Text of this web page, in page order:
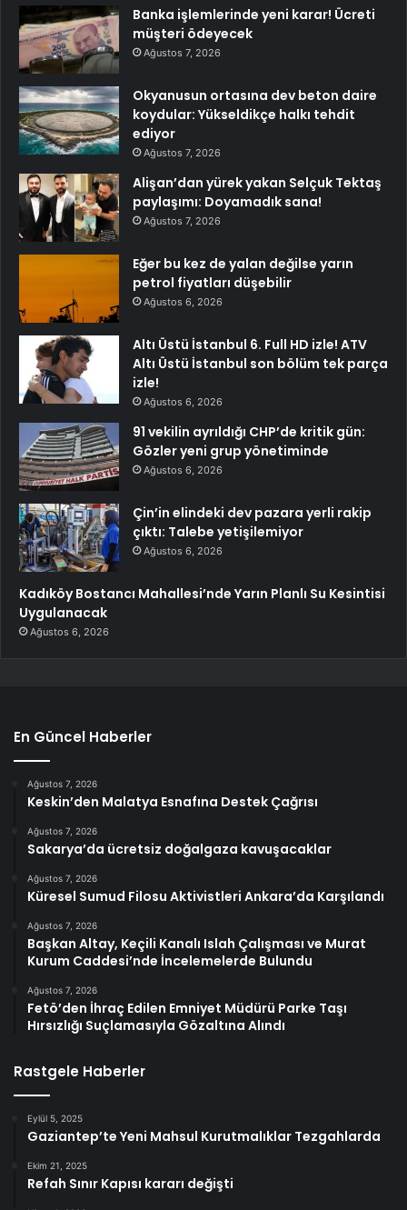
Banka işlemlerinde yeni karar! Ücreti
müşteri ödeyecek
Ağustos 7, 2026
Okyanusun ortasına dev beton daire
koydular: Yükseldikçe halkı tehdit
ediyor
Ağustos 7, 2026
Alişan’dan yürek yakan Selçuk Tektaş
paylaşımı: Doyamadık sana!
Ağustos 7, 2026
Eğer bu kez de yalan değilse yarın
petrol fiyatları düşebilir
Ağustos 6, 2026
Altı Üstü İstanbul 6. Full HD izle! ATV
Altı Üstü İstanbul son bölüm tek parça
izle!
Ağustos 6, 2026
91 vekilin ayrıldığı CHP’de kritik gün:
Gözler yeni grup yönetiminde
Ağustos 6, 2026
Çin’in elindeki dev pazara yerli rakip
çıktı: Talebe yetişilemiyor
Ağustos 6, 2026
Kadıköy Bostancı Mahallesi’nde Yarın Planlı Su Kesintisi
Uygulanacak
Ağustos 6, 2026
En Güncel Haberler
Ağustos 7, 2026
Keskin’den Malatya Esnafına Destek Çağrısı
Ağustos 7, 2026
Sakarya’da ücretsiz doğalgaza kavuşacaklar
Ağustos 7, 2026
Küresel Sumud Filosu Aktivistleri Ankara’da Karşılandı
Ağustos 7, 2026
Başkan Altay, Keçili Kanalı Islah Çalışması ve Murat
Kurum Caddesi’nde İncelemelerde Bulundu
Ağustos 7, 2026
Fetö’den İhraç Edilen Emniyet Müdürü Parke Taşı
Hırsızlığı Suçlamasıyla Gözaltına Alındı
Rastgele Haberler
Eylül 5, 2025
Gaziantep’te Yeni Mahsul Kurutmalıklar Tezgahlarda
Ekim 21, 2025
Refah Sınır Kapısı kararı değişti